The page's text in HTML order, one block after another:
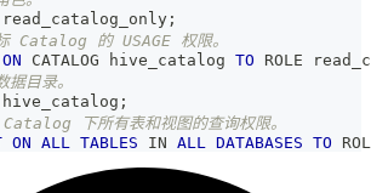
read_catalog_only ;
Catalog 的 USAGE 权限。
ON CATALOG hive_catalog TO ROLE
目录。
hive_catalog ;
下所有表和视图的查询权限。
ON ALL TABLES IN ALL DATABASES TO